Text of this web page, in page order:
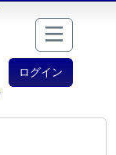
ログイン